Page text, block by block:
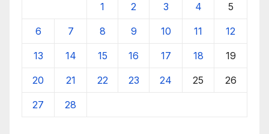
1 2 3 4 5
6 7 8 9 10 11 12
13 14 15 16 17 18 19
20 21 22 23 24 25 26
27 28